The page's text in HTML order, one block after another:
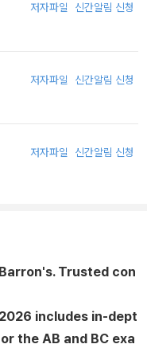
저자파일 신간알림 신청
저자파일 신간알림 신청
저자파일 신간알림 신청
Trusted con
includes in-dept
the AB and BC exa